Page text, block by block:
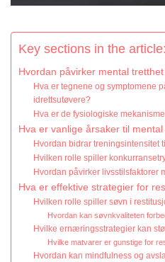
Key sections in the article:
Hvordan påvirker mental
Hva er tegnene og symptomene
idrettsutøvere?
Hva er de fysiologiske
Hva er vanlige årsaker til
Hvordan bidrar treningsintensitet
Hvilken rolle spiller
Hvordan påvirker livsstilsfaktorer
Hva er effektive strategier for
Hvilken rolle spiller søvn i
Hvordan kan søvnkvaliteten
Hvilke ernæringsstrategier kan
Hvilke matvarer er gunstige for
Hvordan kan mindfulness og